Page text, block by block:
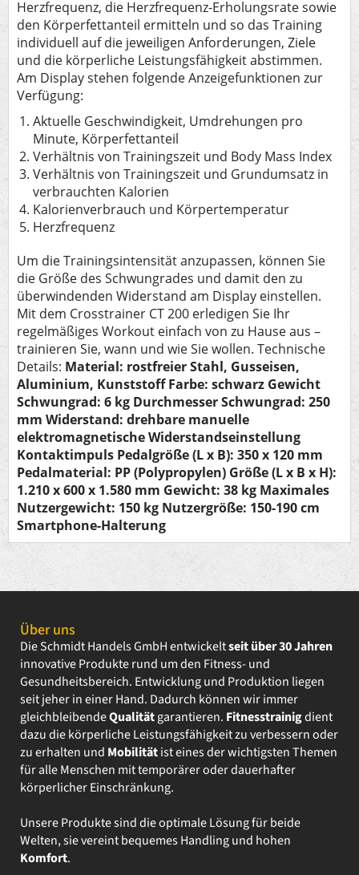
Herzfrequenz, die Herzfrequenz-Erholungsrate sowie
den Körperfettanteil ermitteln und so das Training
individuell auf die jeweiligen Anforderungen, Ziele
und die körperliche Leistungsfähigkeit abstimmen.
Am Display stehen folgende Anzeigefunktionen zur
Verfügung:
Aktuelle Geschwindigkeit, Umdrehungen pro
Minute, Körperfettanteil
Verhältnis von Trainingszeit und Body Mass Index
Verhältnis von Trainingszeit und Grundumsatz in
verbrauchten Kalorien
Kalorienverbrauch und Körpertemperatur
Herzfrequenz
Um die Trainingsintensität anzupassen, können Sie
die Größe des Schwungrades und damit den zu
überwindenden Widerstand am Display einstellen.
Mit dem Crosstrainer CT 200 erledigen Sie Ihr
regelmäßiges Workout einfach von zu Hause aus –
trainieren Sie, wann und wie Sie wollen. Technische
Details: Material: rostfreier Stahl, Gusseisen,
Aluminium, KunststoffFarbe: schwarz Gewicht
Schwungrad: 6 kg Durchmesser Schwungrad: 250
mm Widerstand: drehbare manuelle
elektromagnetische Widerstandseinstellung
Kontaktimpuls Pedalgröße (L x B): 350 x 120 mm
Pedalmaterial: PP (Polypropylen) Größe (L x B x H):
1.210 x 600 x 1.580 mm Gewicht: 38 kg Maximales
Nutzergewicht: 150 kg Nutzergröße: 150-190 cm
Smartphone-Halterung
Über uns
Die Schmidt Handels GmbH entwickeltseit über 30 Jahren
innovative Produkte rund um den Fitness- und
Gesundheitsbereich. Entwicklung und Produktion liegen
seit jeher in einer Hand. Dadurch können wir immer
gleichbleibendeQualitätgarantieren. Fitnesstrainigdient
dazu die körperliche Leistungsfähigkeit zu verbessern oder
zu erhalten und Mobilitätist eines der wichtigsten Themen
für alle Menschen mit temporärer oder dauerhafter
körperlicher Einschränkung.
Unsere Produkte sind die optimale Lösung für beide
Welten, sie vereint bequemes Handling und hohen
Komfort.